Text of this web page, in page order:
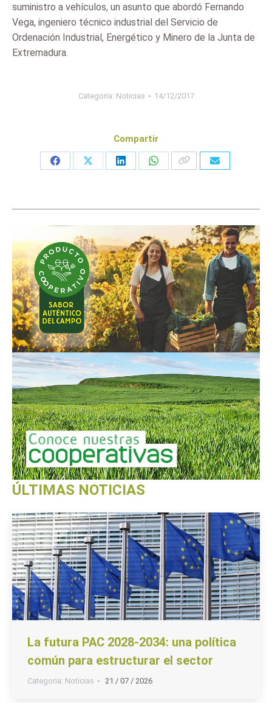
suministro a vehículos, un asunto que abordó Fernando
Vega, ingeniero técnico industrial del Servicio de
Ordenación Industrial, Energético y Minero de la Junta de
Extremadura.
Categoria: Noticias 14/12/2017
Compartir
Share
Share
Share
Share
ÚLTIMAS NOTICIAS
La futura PAC 2028-2034: una política
común para estructurar el sector
Categoria: Noticias 21 / 07 / 2026